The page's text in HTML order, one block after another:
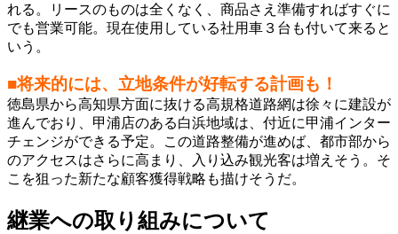
れる。リースのものは全くなく、商品さえ準備すればすぐに
でも営業可能。現在使用している社用車３台も付いて来ると
いう。
■将来的には、立地条件が好転する計画も！
徳島県から高知県方面に抜ける高規格道路網は徐々に建設が
進んでおり、甲浦店のある白浜地域は、付近に甲浦インター
チェンジができる予定。この道路整備が進めば、都市部から
のアクセスはさらに高まり、入り込み観光客は増えそう。そ
こを狙った新たな顧客獲得戦略も描けそうだ。
継業への取り組みについて